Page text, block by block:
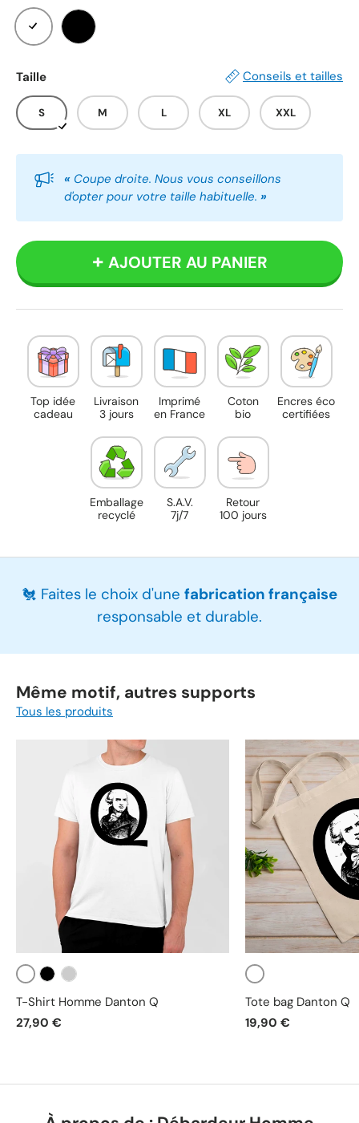
Taille Conseils et tailles
S M L XL XXL
Blanc Noir
« Coupe droite. Nous vous conseillons
d'opter pour votre taille habituelle. »
AJOUTER AU PANIER
Top idée
cadeau
Livraison
3 jours
Imprimé
en France
Coton
bio
Encres éco
certifiées
Emballage
recyclé
S.A.V.
7j/7
Retour
100 jours
🐔 Faites le choix d'une fabrication française
responsable et durable.
Même motif, autres supports
Tous les produits
Blanc
T-Shirt Homme Danton Q
27,90 €
Blanc
Tote bag Danton Q
19,90 €